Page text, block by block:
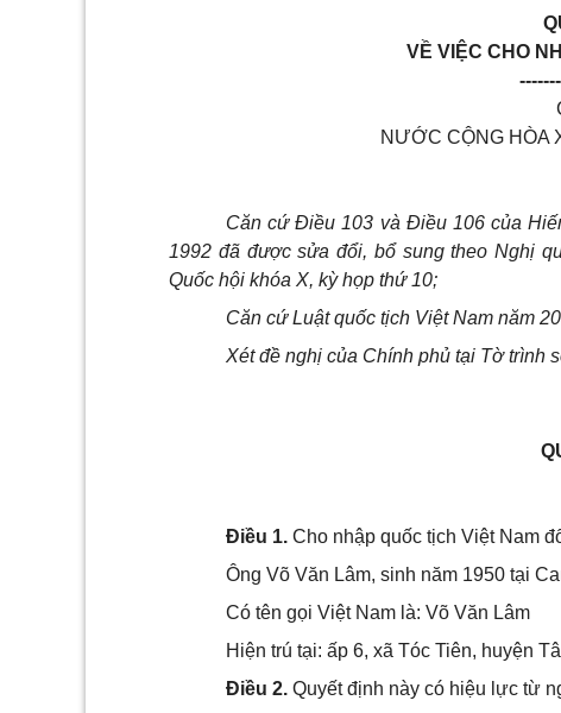
VỀ VIỆC CHO
NƯỚC CỘNG HÒA
Căn cứ Điều 103 và Điều 106 của
1992 đã được sửa đổi, bổ sung theo Nghị
Quốc hội khóa X, kỳ họp thứ 10;
Căn cứ Luật quốc tịch Việt Nam năm
Xét đề nghị của Chính phủ tại Tờ trình
Điều 1. Cho nhập quốc tịch Việt Nam
Ông Võ Văn Lâm, sinh năm 1950 tại
Có tên gọi Việt Nam là: Võ Văn Lâm
Hiện trú tại: ấp 6, xã Tóc Tiên, huyện
Điều 2. Quyết định này có hiệu lực từ